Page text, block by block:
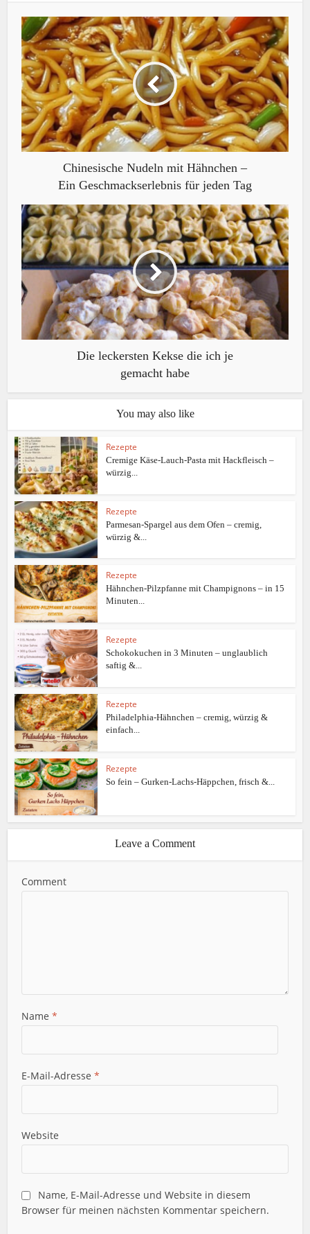
Chinesische Nudeln mit Hähnchen –
Ein Geschmackserlebnis für jeden Tag
Die leckersten Kekse die ich je
gemacht habe
You may also like
Rezepte
Cremige Käse-Lauch-Pasta mit Hackfleisch –
würzig...
Rezepte
Parmesan-Spargel aus dem Ofen – cremig,
würzig &...
Rezepte
Hähnchen-Pilzpfanne mit Champignons – in 15
Minuten...
Rezepte
Schokokuchen in 3 Minuten – unglaublich
saftig &...
Rezepte
Philadelphia-Hähnchen – cremig, würzig &
einfach...
Rezepte
So fein – Gurken-Lachs-Häppchen, frisch &...
Leave a Comment
Comment
Name*
E-Mail-Adresse*
Website
Name, E-Mail-Adresse und Website in diesem
Browser für meinen nächsten Kommentar speichern.